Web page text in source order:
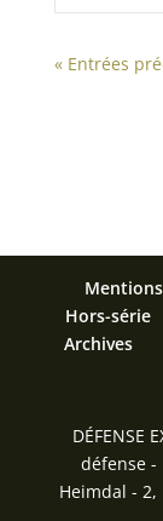
« Entrées
Hors-série
Archives
DÉFENSE
défense
Heimdal -